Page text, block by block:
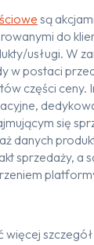
są
do
usługi. W
w postaci
części ceny.
się
danych
sprzedaży, a
więcej